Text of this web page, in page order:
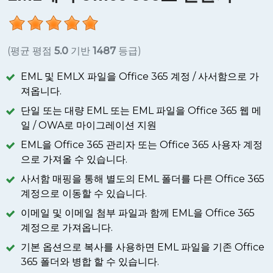
(평균 평점 5.0 기반 1487 등급)
EML 및 EMLX 파일을 Office 365 계정 / 사서함으로 가
져옵니다.
단일 또는 대량 EML 또는 EML 파일을 Office 365 웹 메
일 / OWA로 마이그레이션 지원
EML을 Office 365 관리자 또는 Office 365 사용자 계정
으로 가져올 수 있습니다.
사서함 매핑을 통해 별도의 EML 폴더를 다른 Office 365
계정으로 이동할 수 있습니다.
이메일 및 이메일 첨부 파일과 함께 EML을 Office 365
계정으로 가져옵니다.
기본 옵션으로 복사를 사용하면 EML 파일을 기존 Office
365 폴더와 병합 할 수 있습니다.